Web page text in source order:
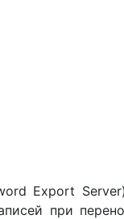
Export
при